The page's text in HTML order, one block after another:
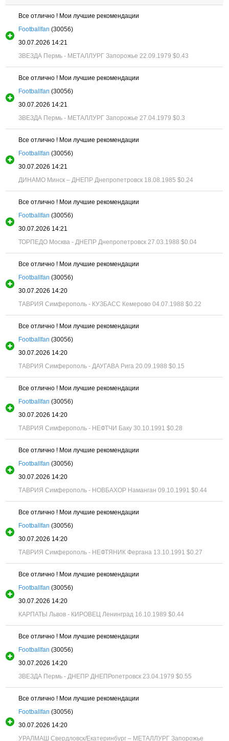
Все отлично ! Мои лучшие рекомендации
Footballfan (30056)
30.07.2026 14:21
ЗВЕЗДА Пермь - МЕТАЛЛУРГ Запорожье 22.09.1979 $0.43
Все отлично ! Мои лучшие рекомендации
Footballfan (30056)
30.07.2026 14:21
ЗВЕЗДА Пермь - МЕТАЛЛУРГ Запорожье 27.04.1979 $0.3
Все отлично ! Мои лучшие рекомендации
Footballfan (30056)
30.07.2026 14:21
ДИНАМО Минск – ДНЕПР Днепропетровск 18.08.1985 $0.24
Все отлично ! Мои лучшие рекомендации
Footballfan (30056)
30.07.2026 14:21
ТОРПЕДО Москва - ДНЕПР Днепропетровск 27.03.1988 $0.04
Все отлично ! Мои лучшие рекомендации
Footballfan (30056)
30.07.2026 14:20
ТАВРИЯ Симферополь - КУЗБАСС Кемерово 04.07.1988 $0.22
Все отлично ! Мои лучшие рекомендации
Footballfan (30056)
30.07.2026 14:20
ТАВРИЯ Симферополь - ДАУГАВА Рига 20.09.1988 $0.15
Все отлично ! Мои лучшие рекомендации
Footballfan (30056)
30.07.2026 14:20
ТАВРИЯ Симферополь - НЕФТЧИ Баку 30.10.1991 $0.28
Все отлично ! Мои лучшие рекомендации
Footballfan (30056)
30.07.2026 14:20
ТАВРИЯ Симферополь - НОВБАХОР Наманган 09.10.1991 $0.44
Все отлично ! Мои лучшие рекомендации
Footballfan (30056)
30.07.2026 14:20
ТАВРИЯ Симферополь - НЕФТЯНИК Фергана 13.10.1991 $0.27
Все отлично ! Мои лучшие рекомендации
Footballfan (30056)
30.07.2026 14:20
КАРПАТЫ Львов - КИРОВЕЦ Ленинград 16.10.1989 $0.44
Все отлично ! Мои лучшие рекомендации
Footballfan (30056)
30.07.2026 14:20
ЗВЕЗДА Пермь - ДНЕПР ДНЕПРопетровск 23.04.1979 $0.55
Все отлично ! Мои лучшие рекомендации
Footballfan (30056)
30.07.2026 14:20
УРАЛМАШ Свердловск/Екатеринбург – МЕТАЛЛУРГ Запорожье